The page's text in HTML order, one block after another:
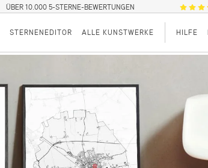
ÜBER 10.000 5-STERNE-BEWERTUNGEN
STERNENEDITOR ALLE KUNSTWERKE HILFE